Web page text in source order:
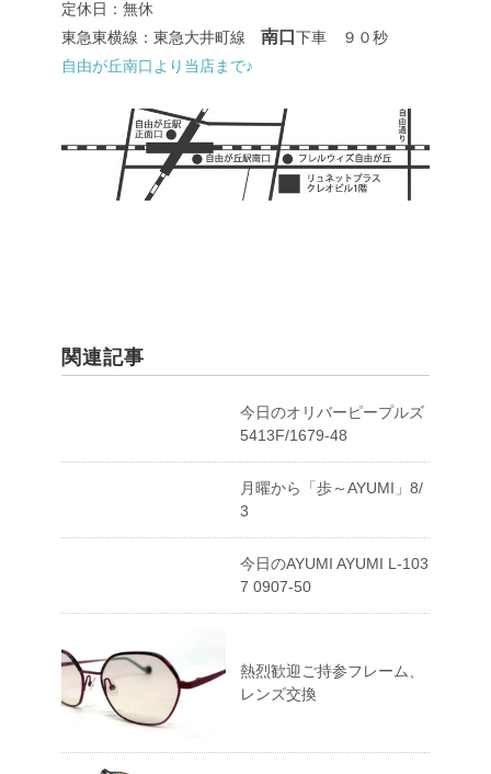
定休日：無休
東急東横線：東急大井町線 南口 下車 ９０秒
自由が丘南口より当店まで♪
関連記事
今日のオリバーピープルズ
5413F/1679-48
月曜から「歩～AYUMI」8/
3
今日のAYUMI AYUMI L-103
7 0907-50
熱烈歓迎ご持参フレーム、
レンズ交換